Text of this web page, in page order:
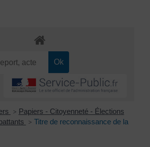
> Papiers - Citoyenneté - Élections
> Titre de reconnaissance de la